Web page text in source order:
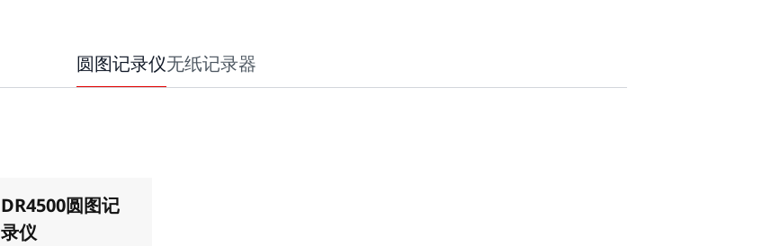
圆图记录仪无纸记录器
DR4500圆图记
录仪